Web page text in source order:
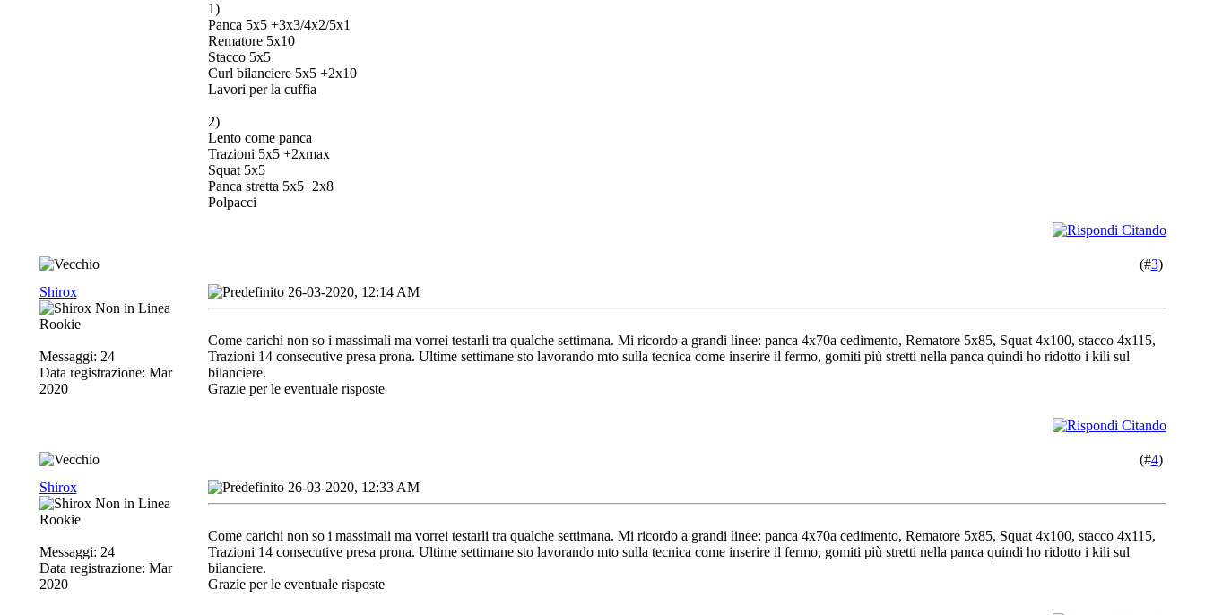
1)
Panca 5x5 +3x3/4x2/5x1
Rematore 5x10
Stacco 5x5
Curl bilanciere 5x5 +2x10
Lavori per la cuffia
2)
Lento come panca
Trazioni 5x5 +2xmax
Squat 5x5
Panca stretta 5x5+2x8
Polpacci
(#3)
Shirox
Rookie
Messaggi: 24
Data registrazione: Mar
2020
26-03-2020, 12:14 AM
Come carichi non so i massimali ma vorrei testarli tra qualche settimana. Mi ricordo a grandi linee: panca 4x70a cedimento, Rematore 5x85, Squat 4x100, stacco 4x115,
Trazioni 14 consecutive presa prona. Ultime settimane sto lavorando mto sulla tecnica come inserire il fermo, gomiti più stretti nella panca quindi ho ridotto i kili sul
bilanciere.
Grazie per le eventuale risposte
(#4)
Shirox
Rookie
Messaggi: 24
Data registrazione: Mar
2020
26-03-2020, 12:33 AM
Come carichi non so i massimali ma vorrei testarli tra qualche settimana. Mi ricordo a grandi linee: panca 4x70a cedimento, Rematore 5x85, Squat 4x100, stacco 4x115,
Trazioni 14 consecutive presa prona. Ultime settimane sto lavorando mto sulla tecnica come inserire il fermo, gomiti più stretti nella panca quindi ho ridotto i kili sul
bilanciere.
Grazie per le eventuale risposte